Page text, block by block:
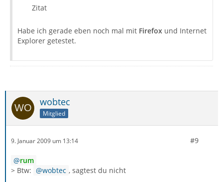
Zitat
Habe ich gerade eben noch mal mit Firefox und Internet
Explorer getestet.
wobtec
Mitglied
9. Januar 2009 um 13:14 #9
rum
> Btw:
wobtec , sagtest du nicht